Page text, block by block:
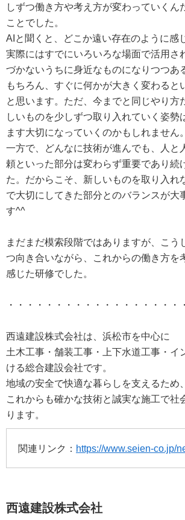
しずつ働き方や考え方が変わっていくん
ことでした。
AIと聞くと、どこか遠い存在のように感
実際にはすでにいろいろな場面で活用さ
づかないうちに身近なものになりつつあ
もちろん、すぐに何かが大きく変わると
と思います。ただ、今までと同じやり方
しいものを少しずつ取り入れていく姿勢
ます大切になっていくのかもしれません。
一方で、どんなに技術が進んでも、人と
頼といった部分は変わらず重要であり続
た。だからこそ、新しいものを取り入れ
で大切にしてきた部分とのバランスが大
す^^
まだまだ模索段階ではありますが、こう
つ向き合いながら、これからの働き方を
感じた研修でした。
・・・・・・・・・・・・・・・・・
西遠建設株式会社は、浜松市を中心に
土木工事・舗装工事・上下水道工事・イ
ける総合建設会社です。
地域の安全で快適な暮らしを支えるため、
これからも確かな技術と誠実な施工で社
ります。
関連リンク： https://www.seien-co.jp/
西遠建設株式会社